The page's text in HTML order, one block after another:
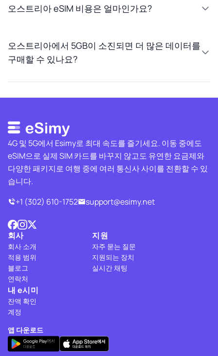
오스트리아 eSIM 비용은 얼마인가요?
오스트리아에서 5GB이 소진되면 더 많은 데이터를
구매할 수 있나요?
4G 및 5G에서 Esimy로 최대 속도를 즐기세요. 이동 중에도
eSIM으로 실제 SIM 카드를 바꾸지 않고도 유연한 요금제와
다양한 패키지로 여행 중에 여러 통신사 사이를 전환할 수 있
습니다.
+1 (302) 610-1752
support@esimy.net
회사
회사 소개
적용 범위
블로그
연락처
지원
자주 묻는 질문
지원되는 장치
실시간 채팅
내 e시미
잔액 확인
계정
앱 다운로드